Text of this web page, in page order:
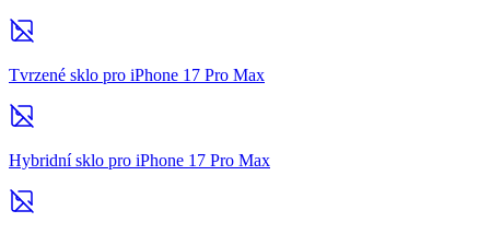
Tvrzené sklo pro iPhone 17 Pro Max
Hybridní sklo pro iPhone 17 Pro Max